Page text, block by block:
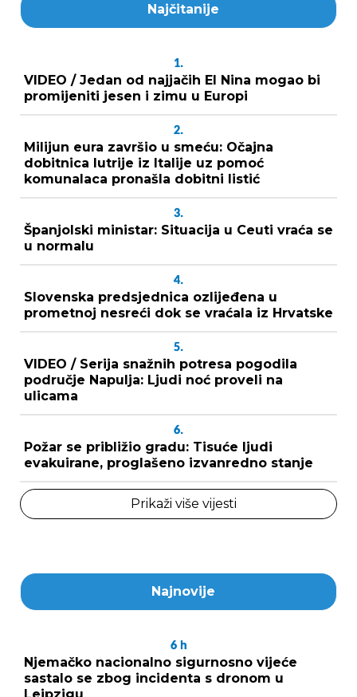
Najčitanije
1.
VIDEO / Jedan od najjačih El Nina mogao bi
promijeniti jesen i zimu u Europi
2.
Milijun eura završio u smeću: Očajna
dobitnica lutrije iz Italije uz pomoć
komunalaca pronašla dobitni listić
3.
Španjolski ministar: Situacija u Ceuti vraća se
u normalu
4.
Slovenska predsjednica ozlijeđena u
prometnoj nesreći dok se vraćala iz Hrvatske
5.
VIDEO / Serija snažnih potresa pogodila
područje Napulja: Ljudi noć proveli na
ulicama
6.
Požar se približio gradu: Tisuće ljudi
evakuirane, proglašeno izvanredno stanje
Prikaži više vijesti
Najnovije
6 h
Njemačko nacionalno sigurnosno vijeće
sastalo se zbog incidenta s dronom u